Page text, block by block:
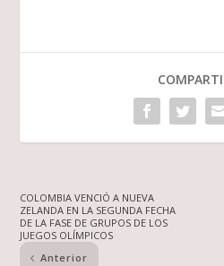
COLOMBIA VENCIÓ A NUEVA
ZELANDA EN LA SEGUNDA FECHA
DE LA FASE DE GRUPOS DE LOS
JUEGOS OLÍMPICOS
Anterior